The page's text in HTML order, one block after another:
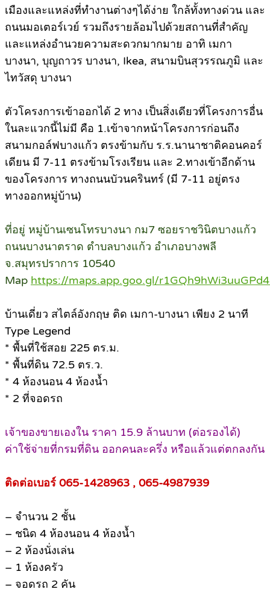
เมืองและแหล่งที่ทำงานต่างๆได้ง่าย ใกล้ทั้งทางด่วน และ
ถนนมอเตอร์เวย์ รวมถึงรายล้อมไปด้วยสถานที่สำคัญ
และแหล่งอำนวยความสะดวกมากมาย อาทิ เมกา
บางนา, บุญถาวร บางนา, Ikea, สนามบินสุวรรณภูมิ และ
ไทวัสดุ บางนา
ตัวโครงการเข้าออกได้ 2 ทาง เป็นสิ่งเดียวที่โครงการอื่น
ในละแวกนี้ไม่มี คือ 1.เข้าจากหน้าโครงการก่อนถึง
สนามกอล์ฟบางแก้ว ตรงข้ามกับ ร.ร.นานาชาติคอนคอร์
เดียน มี 7-11 ตรงข้ามโรงเรียน และ 2.ทางเข้าอีกด้าน
ของโครงการ ทางถนนบัวนครินทร์ (มี 7-11 อยู่ตรง
ทางออกหมู่บ้าน)
ที่อยู่ หมู่บ้านเซนโทรบางนา กม7 ซอยราชวินิตบางแก้ว
ถนนบางนาตราด ตำบลบางแก้ว อำเภอบางพลี
จ.สมุทรปราการ 10540
Map https://maps.app.goo.gl/
บ้านเดี่ยว สไตล์อังกฤษ ติด เมกา-บางนา เพียง 2 นาที
Type Legend
* พื้นที่ใช้สอย 225 ตร.ม.
* พื้นที่ดิน 72.5 ตร.ว.
* 4 ห้องนอน 4 ห้องน้ำ
* 2 ที่จอดรถ
เจ้าของขายเองใน ราคา 15.9 ล้านบาท (ต่อรองได้)
ค่าใช้จ่ายที่กรมที่ดิน ออกคนละครึ่ง หรือแล้วแต่ตกลงกัน
ติดต่อเบอร์ 065-1428963 , 065-4987939
– จำนวน 2 ชั้น
– ชนิด 4 ห้องนอน 4 ห้องน้ำ
– 2 ห้องนั่งเล่น
– 1 ห้องครัว
– จอดรถ 2 คัน